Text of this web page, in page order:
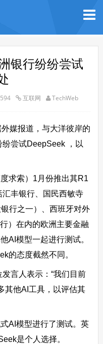
银行纷纷尝试
594 互联网 TechWeb
媒报道，与大洋彼岸的
尝试DeepSeek ，以
求索）1月份推出其R1
丰银行、国民西敏寺
行之一）、西班牙对外
）在内的欧洲主要金融
AI模型一起进行测试。
的态度截然不同。
言人表示：“我们目前
其他AI工具，以评估其
AI模型进行了测试。英
是个人选择。